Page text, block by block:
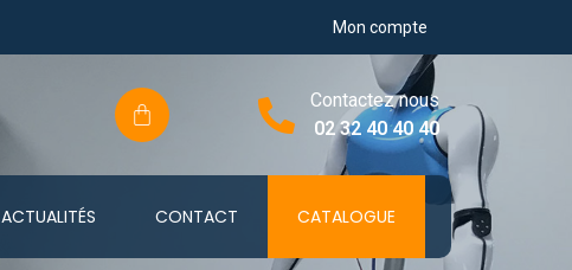
Mon compte
Contactez nous
02 32 40 40 40
ACTUALITÉS CONTACT CATALOGUE